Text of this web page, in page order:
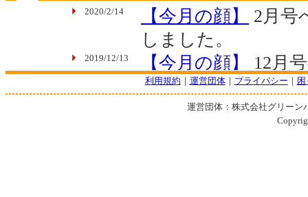
利用規約 ｜ 運営団体｜ プライバシー ｜
運営団体：株式会社グリー